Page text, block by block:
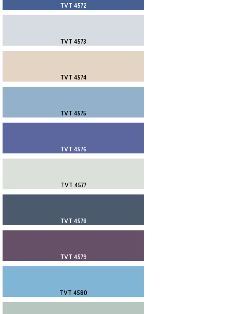
TVT 4572
TVT 4573
TVT 4574
TVT 4575
TVT 4576
TVT 4577
TVT 4578
TVT 4579
TVT 4580